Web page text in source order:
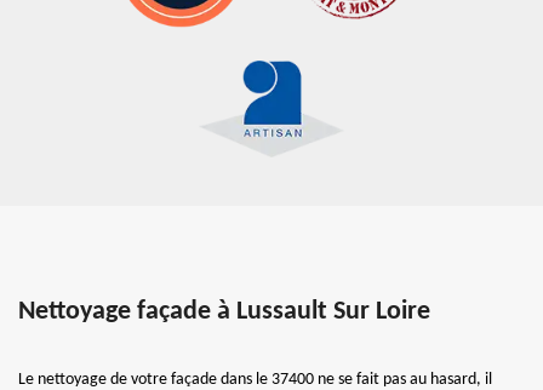
Nettoyage façade à Lussault Sur Loire
Le nettoyage de votre façade dans le 37400 ne se fait pas au hasard, il